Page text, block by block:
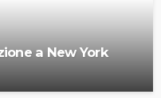
a New York